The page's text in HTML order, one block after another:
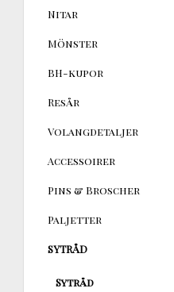
Nitar
Mönster
BH-kupor
Resår
Volangdetaljer
Accessoirer
Pins & Broscher
Paljetter
SYTRÅD
Sytråd